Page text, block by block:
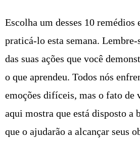
Escolha um desses 10 remédios
praticá-lo esta semana. Lembre-
das suas ações que você
o que aprendeu. Todos nós
emoções difíceis, mas o fato de
aqui mostra que está disposto a
que o ajudarão a alcançar seus